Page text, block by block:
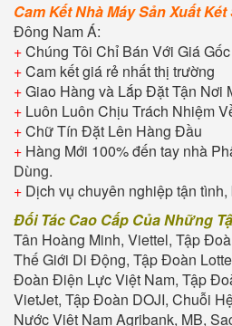
Cam Kết Nhà Máy Sản Xuất Két
Đông Nam Á:
+Chúng Tôi Chỉ Bán Với Giá
+Cam kết giá rẻ nhất thị trường
+Giao Hàng và Lắp Đặt Tận Nơi
+ Luôn Luôn Chịu Trách Nhiệm
+Chữ Tín Đặt Lên Hàng Đầu
+ Hàng Mới 100% đến tay nhà
Dùng.
+ Dịch vụ chuyên nghiệp tận
Đối Tác Cao Cấp Của Những
Tân Hoàng Minh, Viettel, Tập
Thế Giới Di Động, Tập Đoàn
Đoàn Điện Lực Việt Nam, Tập
VietJet, Tập Đoàn DOJI, Chuỗi
Nước Việt Nam Agribank, MB,